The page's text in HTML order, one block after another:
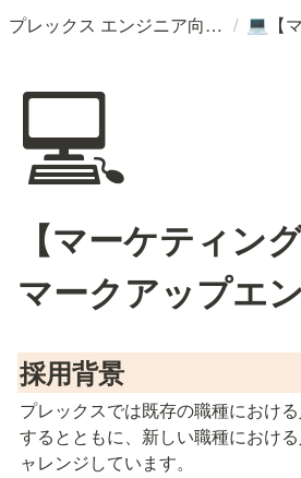
プレックス エンジニア向け採用情報 / 💻
💻
【マーケティン
マークアップエ
採用背景
プレックスでは既存の職種におけ
するとともに、新しい職種におけ
ャレンジしています。